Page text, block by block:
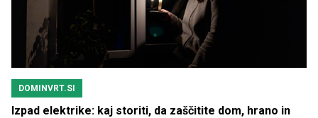
DOMINVRT.SI
Izpad elektrike: kaj storiti, da zaščitite dom, hrano in